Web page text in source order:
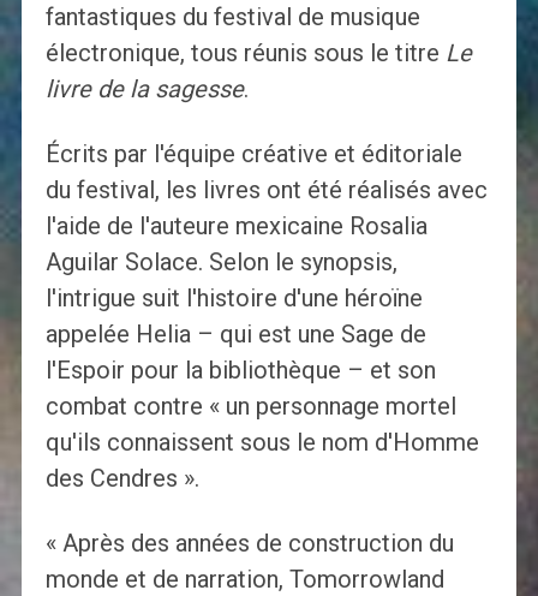
fantastiques du festival de musique
électronique, tous réunis sous le titre Le
livre de la sagesse.
Écrits par l'équipe créative et éditoriale
du festival, les livres ont été réalisés avec
l'aide de l'auteure mexicaine Rosalia
Aguilar Solace. Selon le synopsis,
l'intrigue suit l'histoire d'une héroïne
appelée Helia – qui est une Sage de
l'Espoir pour la bibliothèque – et son
combat contre « un personnage mortel
qu'ils connaissent sous le nom d'Homme
des Cendres ».
« Après des années de construction du
monde et de narration, Tomorrowland